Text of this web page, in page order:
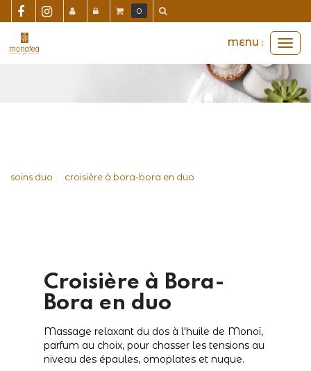
le
MENU :
soins duo croisière à bora-bora en duo
Croisière à Bora-
Bora en duo
Massage relaxant du dos à l'huile de Monoï,
parfum au choix, pour chasser les tensions au
niveau des épaules, omoplates et nuque.
0
Panneau de gestion des cookies